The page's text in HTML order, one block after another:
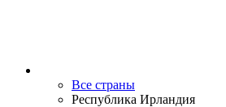
Все страны
Республика Ирландия